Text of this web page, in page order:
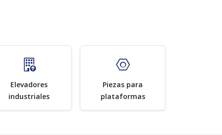
Elevadores
industriales
Piezas para
plataformas